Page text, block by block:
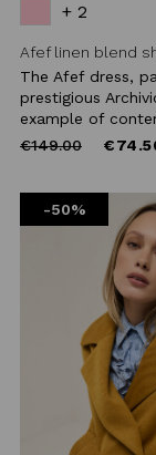
+ 2
Afef linen blend
The Afef dress,
prestigious
example of
Price
€149.00to
-50%